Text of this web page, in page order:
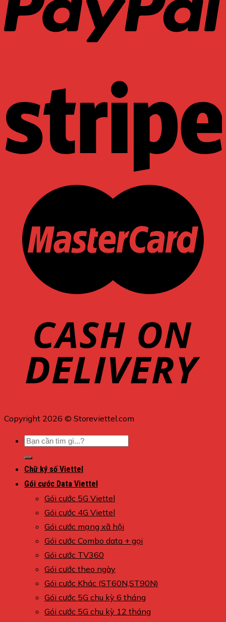
Copyright 2026 © Storeviettel.com
Tìm
kiếm:
Chữ ký số Viettel
Gói cước Data Viettel
Gói cước 5G Viettel
Gói cước 4G Viettel
Gói cước mạng xã hội
Gói cước Combo data + gọi
Gói cước TV360
Gói cước theo ngày
Gói cước Khác (ST60N,ST90N)
Gói cước 5G chu kỳ 6 tháng
Gói cước 5G chu kỳ 12 tháng